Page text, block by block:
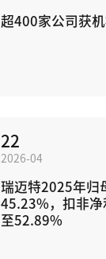
超400家公司获
22
2026-04
瑞迈特2025年归
45.23%，扣非
至52.89%